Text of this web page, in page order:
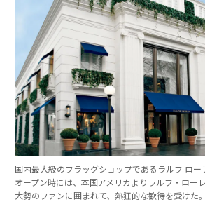
国内最大級のフラッグショップであるラルフ ロ
オープン時には、本国アメリカよりラルフ・ロー
大勢のファンに囲まれて、熱狂的な歓待を受けた。